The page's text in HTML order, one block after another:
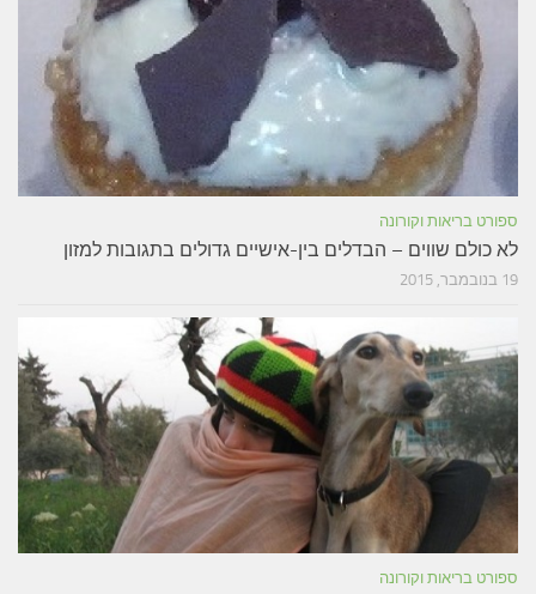
ספורט בריאות וקורונה
לא כולם שווים – הבדלים בין-אישיים גדולים בתגובות למזון
19 בנובמבר, 2015
ספורט בריאות וקורונה